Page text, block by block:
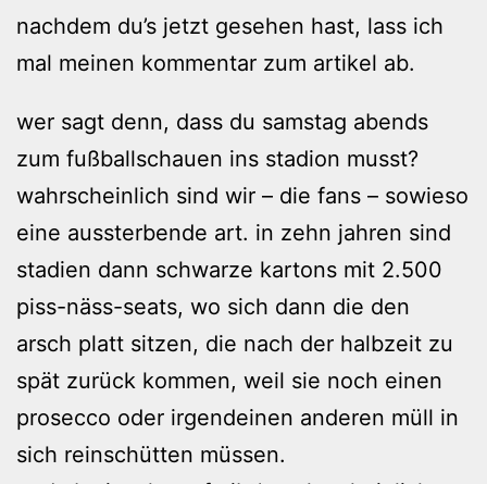
nachdem du’s jetzt gesehen hast, lass ich
mal meinen kommentar zum artikel ab.
wer sagt denn, dass du samstag abends
zum fußballschauen ins stadion musst?
wahrscheinlich sind wir – die fans – sowieso
eine aussterbende art. in zehn jahren sind
stadien dann schwarze kartons mit 2.500
piss-näss-seats, wo sich dann die den
arsch platt sitzen, die nach der halbzeit zu
spät zurück kommen, weil sie noch einen
prosecco oder irgendeinen anderen müll in
sich reinschütten müssen.